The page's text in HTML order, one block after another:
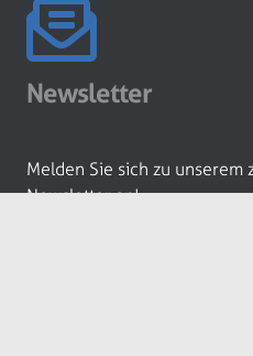
Newsletter
Melden Sie sich zu
Newsletter an!